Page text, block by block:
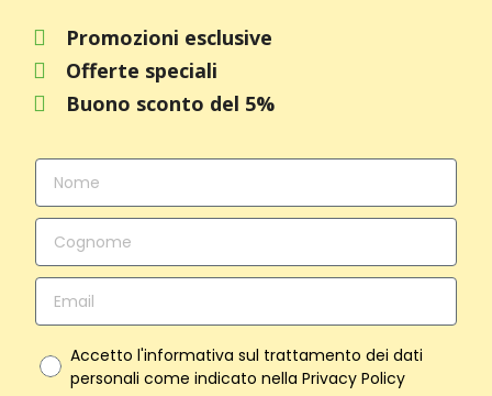
Promozioni esclusive
Offerte speciali
Buono sconto del 5%
Accetto l'informativa sul trattamento dei dati
personali come indicato nella Privacy Policy